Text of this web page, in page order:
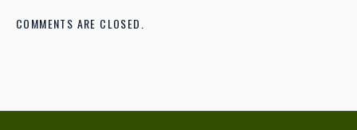
COMMENTS ARE CLOSED.